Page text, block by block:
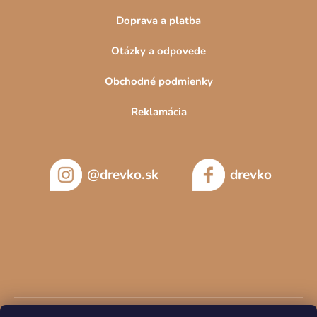
Doprava a platba
Otázky a odpovede
Obchodné podmienky
Reklamácia
@drevko.sk drevko